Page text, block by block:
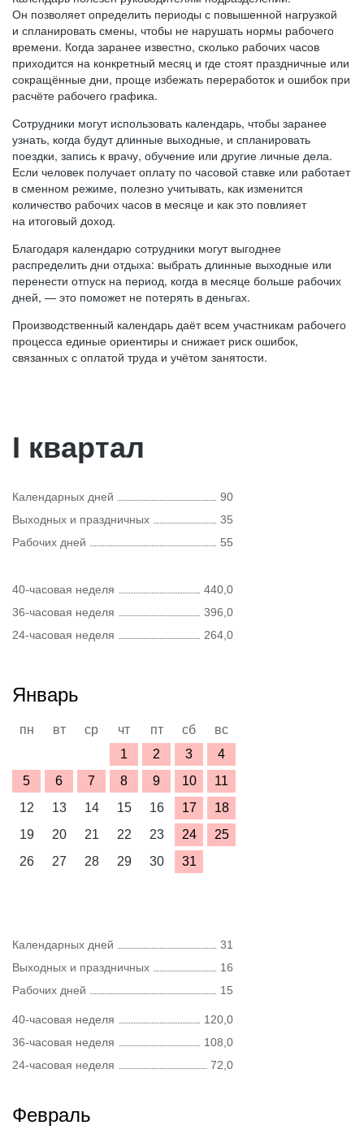
Он позволяет определить периоды с повышенной нагрузкой
и спланировать смены, чтобы не нарушать нормы рабочего
времени. Когда заранее известно, сколько рабочих часов
приходится на конкретный месяц и где стоят праздничные или
сокращённые дни, проще избежать переработок и ошибок при
расчёте рабочего графика.
Сотрудники могут использовать календарь, чтобы заранее
узнать, когда будут длинные выходные, и спланировать
поездки, запись к врачу, обучение или другие личные дела.
Если человек получает оплату по часовой ставке или работает
в сменном режиме, полезно учитывать, как изменится
количество рабочих часов в месяце и как это повлияет
на итоговый доход.
Благодаря календарю сотрудники могут выгоднее
распределить дни отдыха: выбрать длинные выходные или
перенести отпуск на период, когда в месяце больше рабочих
дней, — это поможет не потерять в деньгах.
Производственный календарь даёт всем участникам рабочего
процесса единые ориентиры и снижает риск ошибок,
связанных с оплатой труда и учётом занятости.
I квартал
Календарных дней
90
Выходных и праздничных
35
Рабочих дней
55
40-часовая неделя
440,0
36-часовая неделя
396,0
24-часовая неделя
264,0
Январь
пн вт ср чт пт сб
вс
1
2 3
4
5
6 7 8 9 10
11
12
13 14 15 16 17
18
19
20 21 22 23 24
25
26
27 28 29 30 31
Календарных дней
31
Выходных и праздничных
16
Рабочих дней
15
40-часовая неделя
120,0
36-часовая неделя
108,0
24-часовая неделя
72,0
Февраль